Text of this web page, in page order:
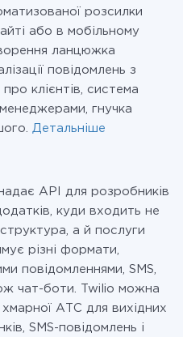
розсилки
або в мобільному
ланцюжка
повідомлень з
клієнтів, система
гнучка
Детальніше
API для розробників
куди входить не
а й послуги
різні формати,
повідомленнями, SMS,
чат-боти. Twilio можна
АТС для вихідних
SMS-повідомлень і